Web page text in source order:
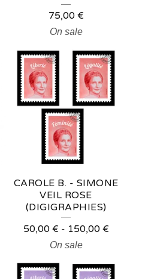
75,00 €
On sale
CAROLE B. - SIMONE
VEIL ROSE
(DIGIGRAPHIES)
50,00 € - 150,00 €
On sale